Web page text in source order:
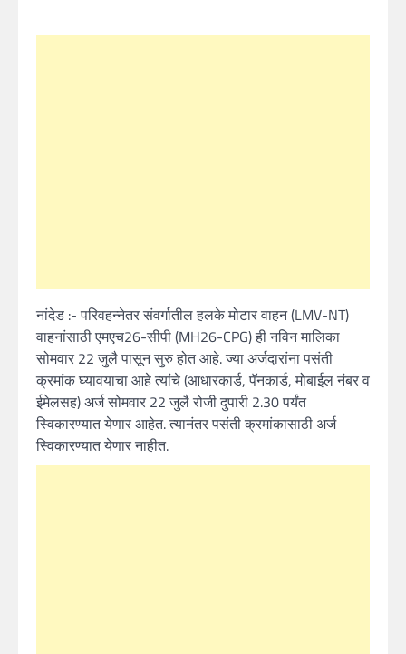
नांदेड :- परिवहन्नेतर संवर्गातील हलके मोटार वाहन (LMV-NT)
वाहनांसाठी एमएच26-सीपी (MH26-CPG) ही नविन मालिका
सोमवार 22 जुलै पासून सुरु होत आहे. ज्या अर्जदारांना पसंती
क्रमांक घ्यावयाचा आहे त्यांचे (आधारकार्ड, पॅनकार्ड, मोबाईल नंबर व
ईमेलसह) अर्ज सोमवार 22 जुलै रोजी दुपारी 2.30 पर्यंत
स्विकारण्यात येणार आहेत. त्यानंतर पसंती क्रमांकासाठी अर्ज
स्विकारण्यात येणार नाहीत.